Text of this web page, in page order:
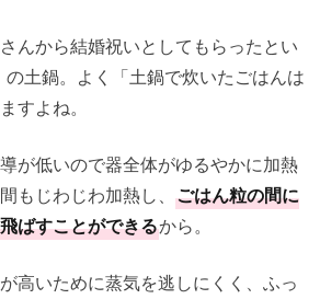
んから結婚祝いとしてもらったとい
土鍋。よく「土鍋で炊いたごはんは
すよね。
が低いので器全体がゆるやかに加熱
もじわじわ加熱し、 ごはん粒の間に
ばすことができるから。
高いために蒸気を逃しにくく、ふっ